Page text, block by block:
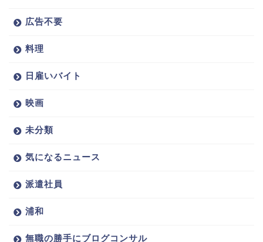
広告不要
料理
日雇いバイト
映画
未分類
気になるニュース
派遣社員
浦和
無職の勝手にブログコンサル